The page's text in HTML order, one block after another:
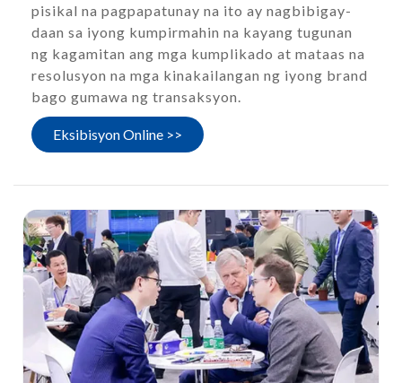
pisikal na pagpapatunay na ito ay nagbibigay-
daan sa iyong kumpirmahin na kayang tugunan
ng kagamitan ang mga kumplikado at mataas na
resolusyon na mga kinakailangan ng iyong brand
bago gumawa ng transaksyon.
Eksibisyon Online >>